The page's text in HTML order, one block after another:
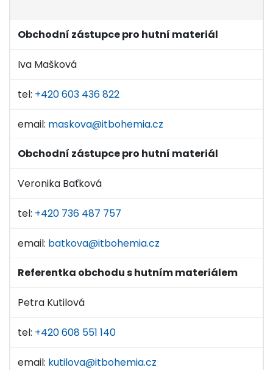
Obchodní zástupce pro hutní materiál
Iva Mašková
tel: +420 603 436 822
email: maskova@itbohemia.cz
Obchodní zástupce pro hutní materiál
Veronika Baťková
tel: +420 736 487 757
email: batkova@itbohemia.cz
Referentka obchodu s hutním materiálem
Petra Kutilová
tel: +420 608 551 140
email: kutilova@itbohemia.cz